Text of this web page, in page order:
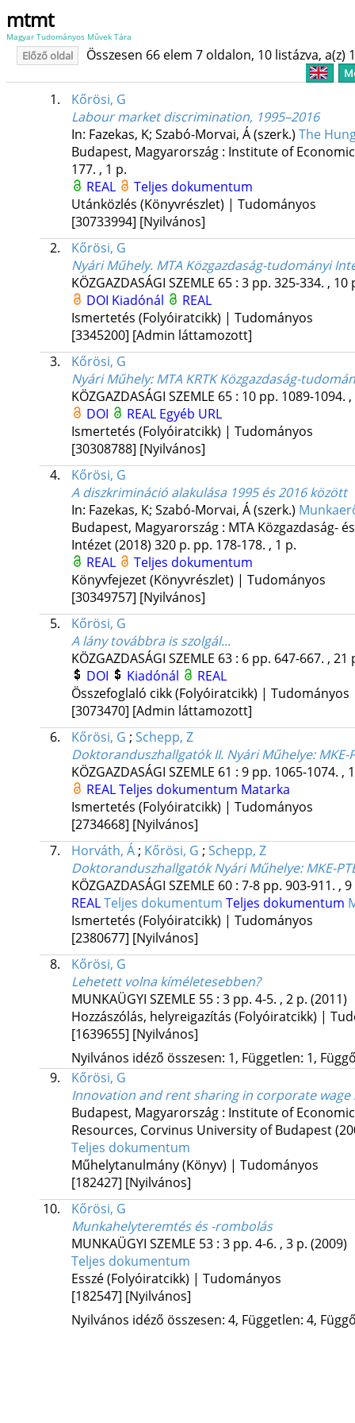
mtmt
Magyar Tudományos Művek Tára
Előző oldal Összesen 66 elem 7 oldalon, 10 listázva, a(z)
1.
Kőrösi, G
Labour market discrimination, 1995–2016
In: Fazekas, K; Szabó-Morvai, Á (szerk.) The
Budapest, Magyarország : Institute of
177. , 1 p.
REAL
Teljes dokumentum
Utánközlés (Könyvrészlet) | Tudományos
[30733994] [Nyilvános]
2.
Kőrösi, G
Nyári Műhely. MTA Közgazdaság-tudományi
KÖZGAZDASÁGI SZEMLE 65: 3 pp. 325-334. , 10
DOI Kiadónál
REAL
Ismertetés (Folyóiratcikk) | Tudományos
[3345200] [Admin láttamozott]
3.
Kőrösi, G
Nyári Műhely: MTA KRTK Közgazdaság-
KÖZGAZDASÁGI SZEMLE 65: 10 pp. 1089-1094.
DOI
REAL Egyéb URL
Ismertetés (Folyóiratcikk) | Tudományos
[30308788] [Nyilvános]
4.
Kőrösi, G
A diszkrimináció alakulása 1995 és 2016 között
In: Fazekas, K; Szabó-Morvai, Á (szerk.)
Budapest, Magyarország : MTA Közgazdaság-
Intézet(2018) 320 p. pp. 178-178. , 1 p.
REAL
Teljes dokumentum
Könyvfejezet (Könyvrészlet) | Tudományos
[30349757] [Nyilvános]
5.
Kőrösi, G
A lány továbbra is szolgál...
KÖZGAZDASÁGI SZEMLE 63: 6 pp. 647-667. , 21
DOI
Kiadónál
REAL
Összefoglaló cikk (Folyóiratcikk) | Tudományos
[3073470] [Admin láttamozott]
6.
Kőrösi, G ; Schepp, Z
Doktoranduszhallgatók II. Nyári Műhelye: MKE-
KÖZGAZDASÁGI SZEMLE 61 : 9 pp. 1065-1074. ,
REALTeljes dokumentum Matarka
Ismertetés (Folyóiratcikk) | Tudományos
[2734668] [Nyilvános]
7.
Horváth, Á; Kőrösi, G ; Schepp, Z
Doktoranduszhallgatók Nyári Műhelye: MKE-
KÖZGAZDASÁGI SZEMLE 60: 7-8 pp. 903-911. ,
REALTeljes dokumentum Teljes dokumentum
Ismertetés (Folyóiratcikk) | Tudományos
[2380677] [Nyilvános]
8.
Kőrösi, G
Lehetett volna kíméletesebben?
MUNKAÜGYI SZEMLE 55: 3 pp. 4-5. , 2 p. (2011)
Hozzászólás, helyreigazítás (Folyóiratcikk) |
[1639655] [Nyilvános]
Nyilvános idéző összesen: 1, Független: 1,
9.
Kőrösi, G
Innovation and rent sharing in corporate
Budapest, Magyarország : Institute of
Resources, Corvinus University of Budapest
Teljes dokumentum
Műhelytanulmány (Könyv) | Tudományos
[182427] [Nyilvános]
10.
Kőrösi, G
Munkahelyteremtés és -rombolás
MUNKAÜGYI SZEMLE 53: 3 pp. 4-6. , 3 p. (2009)
Teljes dokumentum
Esszé (Folyóiratcikk) | Tudományos
[182547] [Nyilvános]
Nyilvános idéző összesen: 4, Független: 4,